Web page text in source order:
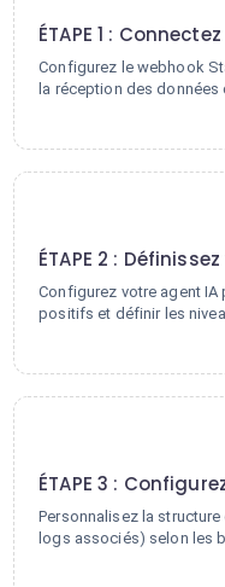
ÉTAPE 1 :
Configurez le webhook
la réception des
ÉTAPE 2 :
Configurez votre agent
positifs et définir les
ÉTAPE 3 :
Personnalisez la
logs associés) selon les